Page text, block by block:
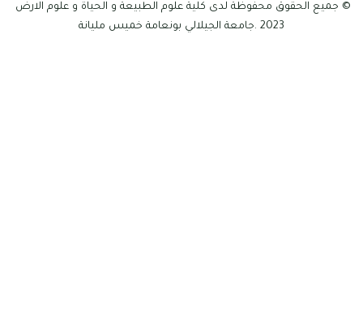
© جميع الحقوق محفوظة لدى كلية علوم الطبيعة و الحياة و علوم الارض
2023 .جامعة الجيلالي بونعامة خميس مليانة